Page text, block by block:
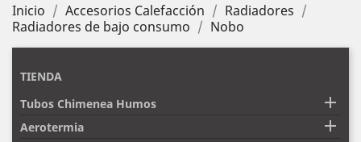
Inicio Accesorios Calefacción
Radiadores
Radiadores de bajo consumo
Nobo
TIENDA
Tubos Chimenea Humos

Aerotermia 